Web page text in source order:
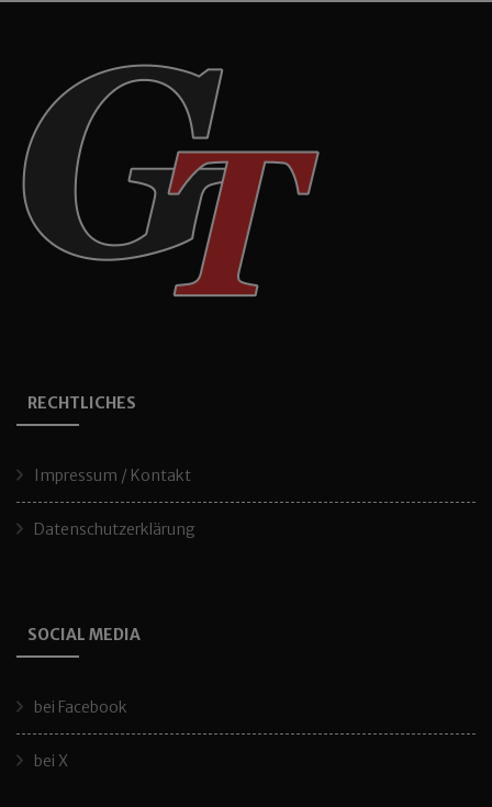
RECHTLICHES
Impressum / Kontakt
Datenschutzerklärung
SOCIAL MEDIA
bei Facebook
bei X